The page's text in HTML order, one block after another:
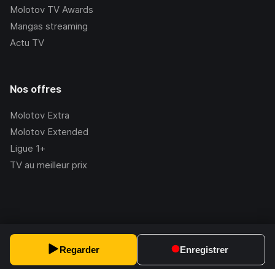
Regarder Enregistrer
Molotov TV Awards
Mangas streaming
Actu TV
Nos offres
Molotov Extra
Molotov Extended
Ligue 1+
TV au meilleur prix
2.228.1